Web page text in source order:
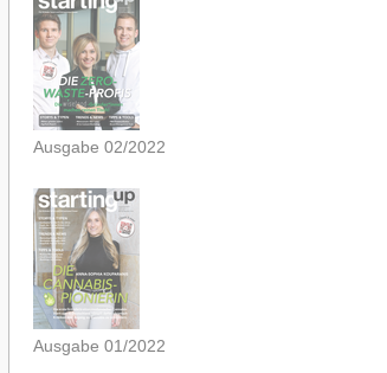
Ausgabe 02/2022
Ausgabe 01/2022